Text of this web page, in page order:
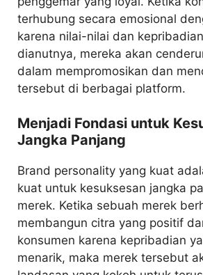
terhubung secara emosional
karena nilai-nilai dan
dianutnya, mereka akan
dalam mempromosikan dan
tersebut di berbagai platform.
Menjadi Fondasi untuk
Jangka Panjang
Brand personality yang kuat
kuat untuk kesuksesan jangka
merek. Ketika sebuah merek
membangun citra yang positif
konsumen karena kepribadian
menarik, maka merek tersebut